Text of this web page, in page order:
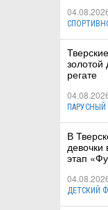
золотой
регате
ПАРУСНЫЙ
В
девочки
этап
ДЕТСКИЙ